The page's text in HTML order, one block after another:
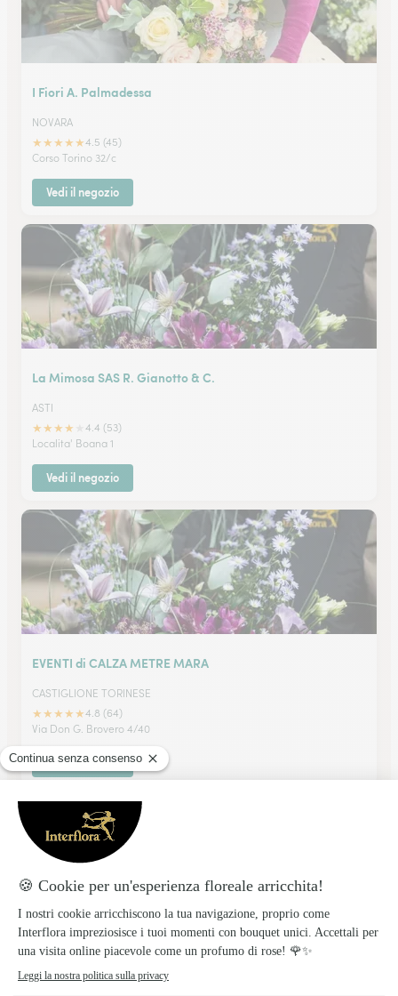
I Fiori A. Palmadessa
NOVARA
★★★★★4.5 (45)
Corso Torino 32/c
Vedi il negozio
La Mimosa SAS R. Gianotto & C.
ASTI
★★★★
4.4 (53)
Localita' Boana 1
Vedi il negozio
EVENTI di CALZA METRE MARA
CASTIGLIONE TORINESE
★★★★★4.8 (64)
Via Don G. Brovero 4/40
Vedi il negozio
Indino Fiori Di Indino Sabrina & C -Snc
ALESSANDRIA